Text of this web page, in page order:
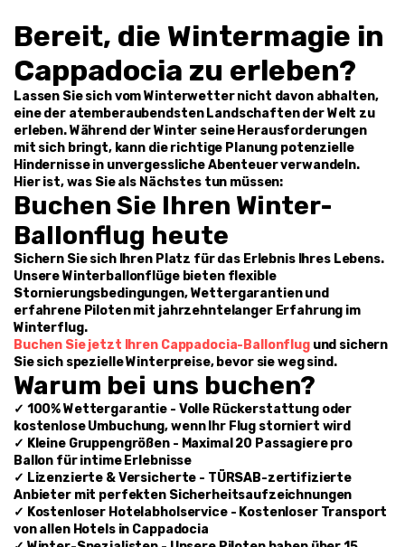
Bereit, die Wintermagie in
Cappadocia zu erleben?
Lassen Sie sich vom Winterwetter nicht davon abhalten,
eine der atemberaubendsten Landschaften der Welt zu
erleben. Während der Winter seine Herausforderungen
mit sich bringt, kann die richtige Planung potenzielle
Hindernisse in unvergessliche Abenteuer verwandeln.
Hier ist, was Sie als Nächstes tun müssen:
Buchen Sie Ihren Winter-
Ballonflug heute
Sichern Sie sich Ihren Platz für das Erlebnis Ihres Lebens.
Unsere Winterballonflüge bieten flexible
Stornierungsbedingungen, Wettergarantien und
erfahrene Piloten mit jahrzehntelanger Erfahrung im
Winterflug.
Buchen Sie jetzt Ihren Cappadocia-Ballonflug und sichern
Sie sich spezielle Winterpreise, bevor sie weg sind.
Warum bei uns buchen?
✓ 100% Wettergarantie - Volle Rückerstattung oder
kostenlose Umbuchung, wenn Ihr Flug storniert wird
✓ Kleine Gruppengrößen - Maximal 20 Passagiere pro
Ballon für intime Erlebnisse
✓ Lizenzierte & Versicherte - TÜRSAB-zertifizierte
Anbieter mit perfekten Sicherheitsaufzeichnungen
✓ Kostenloser Hotelabholservice - Kostenloser Transport
von allen Hotels in Cappadocia